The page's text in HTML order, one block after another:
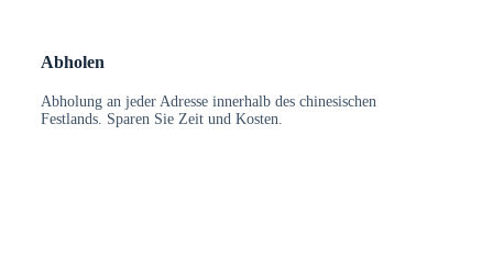
Abholen
Abholung an jeder Adresse innerhalb des chinesischen
Festlands. Sparen Sie Zeit und Kosten.